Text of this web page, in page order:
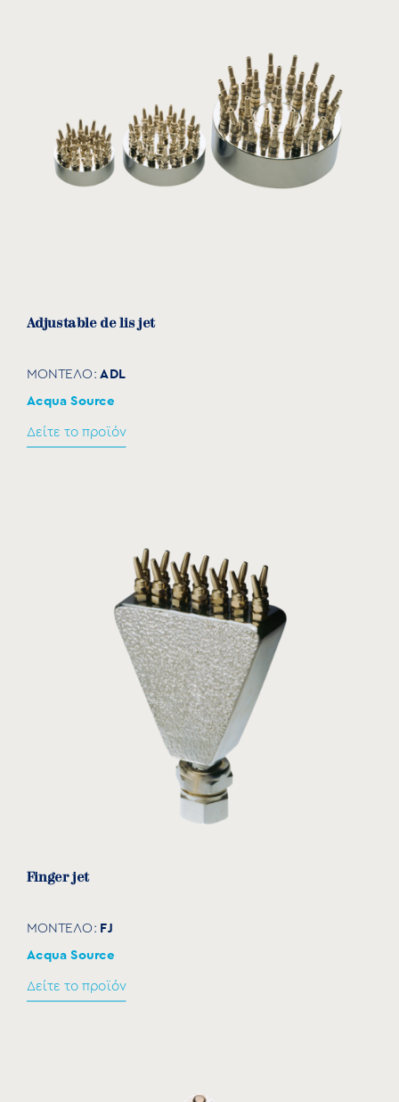
Κατάλληλο για σιντριβάνια μεγάλου
Φωτιστικά 24V, 42V, 110V ή LED.
Διαφορετικό μήκος καλωδίου.
Ακροφύσια σιντριβανιού: Mushroom Jet,
Adjustable de lis jet
ΜΟΝΤΕΛΟ: ΑDL
Acqua Source
Δείτε το προϊόν
Finger jet
ΜΟΝΤΕΛΟ: FJ
Acqua Source
Δείτε το προϊόν